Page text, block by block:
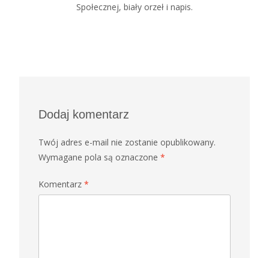
Społecznej, biały orzeł i napis.
Dodaj komentarz
Twój adres e-mail nie zostanie opublikowany.
Wymagane pola są oznaczone *
Komentarz *